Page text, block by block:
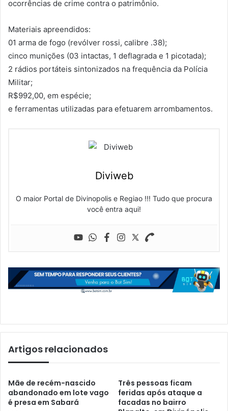
ocorrências de crime contra o patrimônio.
Materiais apreendidos:
01 arma de fogo (revólver rossi, calibre .38);
cinco munições (03 intactas, 1 deflagrada e 1 picotada);
2 rádios portáteis sintonizados na frequência da Polícia
Militar;
R$992,00, em espécie;
e ferramentas utilizadas para efetuarem arrombamentos.
Diviweb
O maior Portal de Divinopolis e Regiao !!! Tudo que procura
você entra aqui!
Artigos relacionados
Mãe de recém-nascido
abandonado em lote vago
é presa em Sabará
Três pessoas ficam
feridas após ataque a
facadas no bairro